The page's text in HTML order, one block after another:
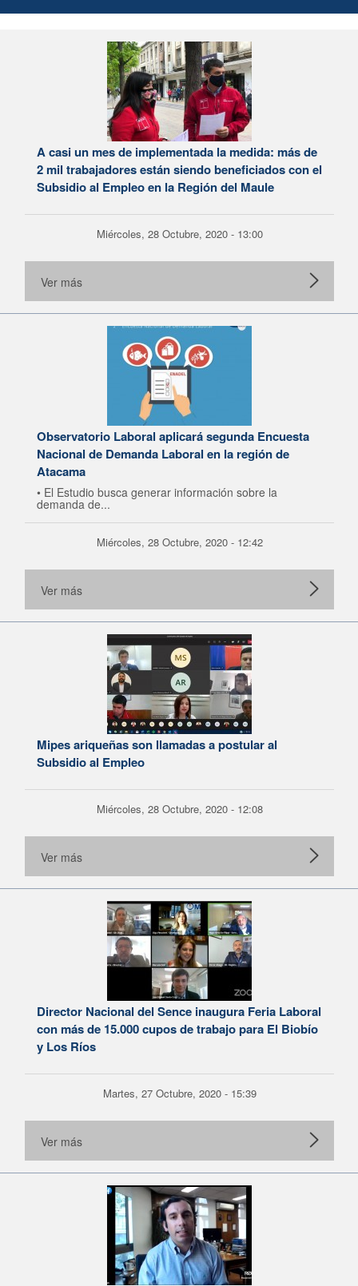
A casi un mes de implementada la medida: más de
2 mil trabajadores están siendo beneficiados con el
Subsidio al Empleo en la Región del Maule
Miércoles, 28 Octubre, 2020 - 13:00
Ver más
Observatorio Laboral aplicará segunda Encuesta
Nacional de Demanda Laboral en la región de
Atacama
• El Estudio busca generar información sobre la
demanda de...
Miércoles, 28 Octubre, 2020 - 12:42
Ver más
Mipes ariqueñas son llamadas a postular al
Subsidio al Empleo
Miércoles, 28 Octubre, 2020 - 12:08
Ver más
Director Nacional del Sence inaugura Feria Laboral
con más de 15.000 cupos de trabajo para El Biobío
y Los Ríos
Martes, 27 Octubre, 2020 - 15:39
Ver más